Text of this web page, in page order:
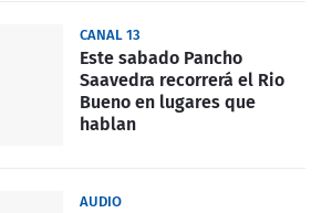
CANAL 13
Este sabado Pancho
Saavedra recorrerá el Rio
Bueno en lugares que
hablan
AUDIO